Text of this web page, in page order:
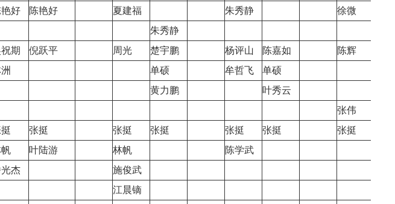
艳好 陈艳好 夏建福 朱秀静
徐微
朱秀静
期 倪跃平 周光 楚宇鹏 杨评山 陈嘉如 陈辉
单硕 牟哲飞
单硕
黄力鹏
叶秀云
张伟
张挺 张挺 张挺 张挺 张挺 张挺
叶陆游 林帆
陈学武
杰
施俊武
江晨镝